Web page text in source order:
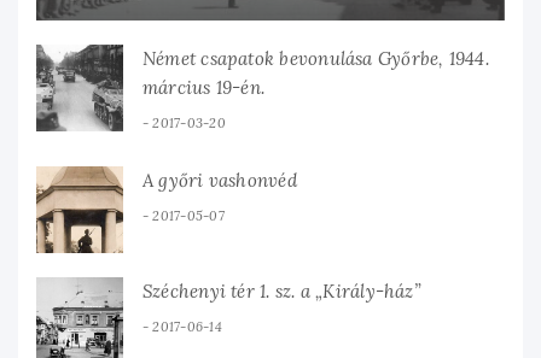
Német csapatok bevonulása Győrbe, 1944.
március 19-én.
2017-03-20
A győri vashonvéd
2017-05-07
Széchenyi tér 1. sz. a „Király-ház”
2017-06-14